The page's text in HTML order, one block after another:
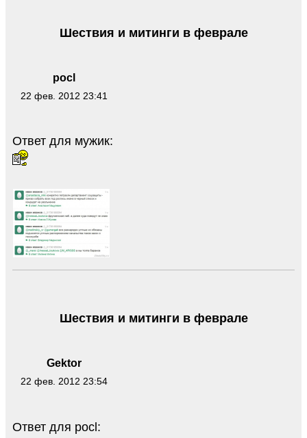
pocl
22 фев. 2012 23:41
Шествия и митинги в феврале
Ответ для мужик:
Gektor
22 фев. 2012 23:54
Шествия и митинги в феврале
Ответ для pocl: